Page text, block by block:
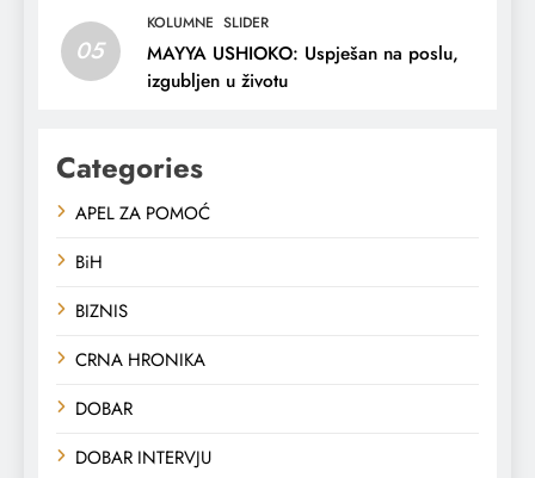
05
KOLUMNE SLIDER
MAYYA USHIOKO: Uspješan na poslu,
izgubljen u životu
Categories
APEL ZA POMOĆ
BiH
BIZNIS
CRNA HRONIKA
DOBAR
DOBAR INTERVJU